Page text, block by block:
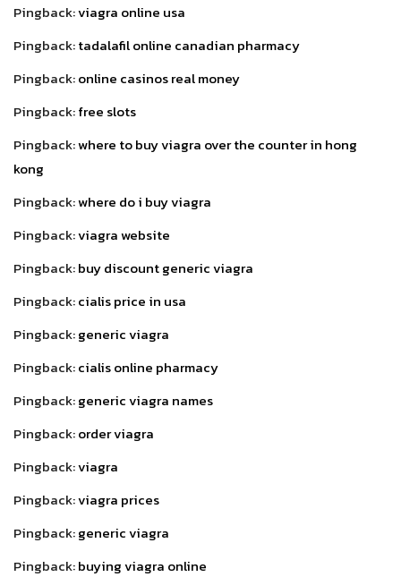
Pingback:viagra online usa
Pingback:tadalafil online canadian pharmacy
Pingback:online casinos real money
Pingback:free slots
Pingback:where to buy viagra over the counter in hong
kong
Pingback:where do i buy viagra
Pingback:viagra website
Pingback:buy discount generic viagra
Pingback:cialis price in usa
Pingback:generic viagra
Pingback:cialis online pharmacy
Pingback:generic viagra names
Pingback:order viagra
Pingback:viagra
Pingback:viagra prices
Pingback:generic viagra
Pingback:buying viagra online